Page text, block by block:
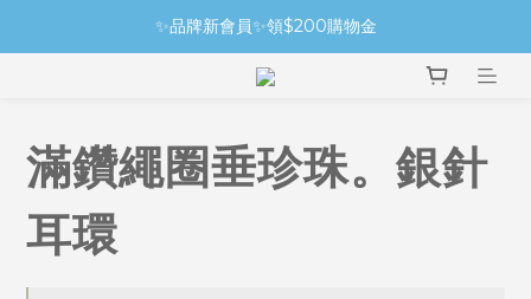
✨品牌新會員✨領$200購物金
滿鑽繩圈垂珍珠。銀針
耳環